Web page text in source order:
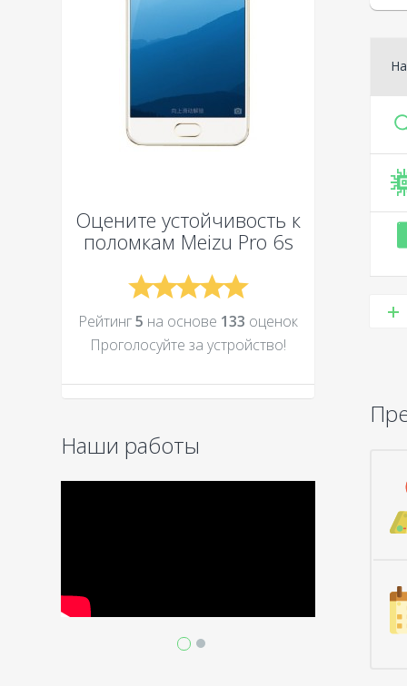
Оцените устойчивость к
поломкам Meizu Pro 6s
Рейтинг5 на основе 133 оценок
Проголосуйте за устройcтво!
Наши работы